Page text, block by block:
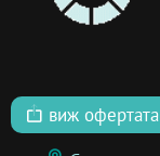
виж офертата